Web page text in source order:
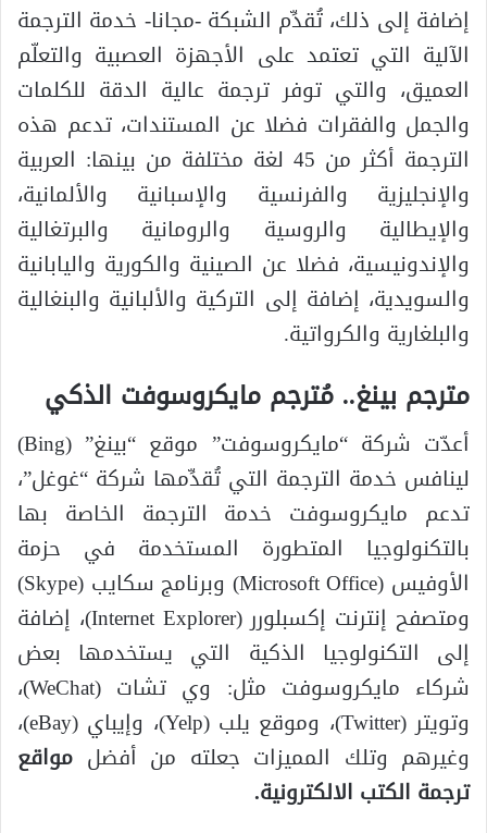
إضافة إلى ذلك، تُقدِّم الشبكة -مجانا- خدمة الترجمة
الآلية التي تعتمد على الأجهزة العصبية والتعلّم
العميق، والتي توفر ترجمة عالية الدقة للكلمات
والجمل والفقرات فضلا عن المستندات، تدعم هذه
الترجمة أكثر من 45 لغة مختلفة من بينها: العربية
والإنجليزية والفرنسية والإسبانية والألمانية،
والإيطالية والروسية والرومانية والبرتغالية
والإندونيسية، فضلا عن الصينية والكورية واليابانية
والسويدية، إضافة إلى التركية والألبانية والبنغالية
والبلغارية والكرواتية.
مترجم بينغ.. مُترجم مايكروسوفت الذكي
أعدّت شركة “مايكروسوفت” موقع “بينغ” (Bing)
لينافس خدمة الترجمة التي تُقدِّمها شركة “غوغل”،
تدعم مايكروسوفت خدمة الترجمة الخاصة بها
بالتكنولوجيا المتطورة المستخدمة في حزمة
الأوفيس (Microsoft Office) وبرنامج سكايب (Skype)
ومتصفح إنترنت إكسبلورر (Internet Explorer)، إضافة
إلى التكنولوجيا الذكية التي يستخدمها بعض
شركاء مايكروسوفت مثل: وي تشات (WeChat)،
وتويتر (Twitter)، وموقع يلب (Yelp)، وإيباي (eBay)،
وغيرهم وتلك المميزات جعلته من أفضل مواقع
ترجمة الكتب الالكترونية.